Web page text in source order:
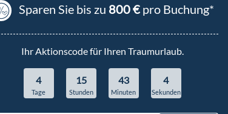
Sparen Sie bis zu 800 € pro Buchung*
Ihr Aktionscode für Ihren Traumurlaub.
4
Tage
15
Stunden
43
Minuten
3
Sekunden
- Winter 26/27
All Inclusive